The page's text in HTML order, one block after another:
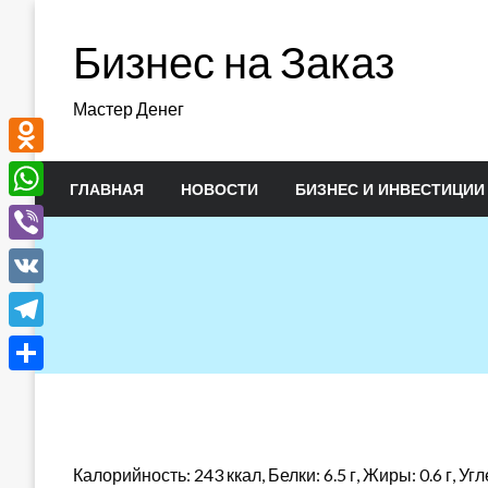
содержимомуБизнес на Заказ
Мастер Денег
ГЛАВНАЯ НОВОСТИ БИЗНЕС И ИНВЕСТИЦИИ
Калорийность: 243 ккал, Белки: 6.5 г, Жиры: 0.6 г,
Odnoklassniki
WhatsApp
Viber
VK
Telegram